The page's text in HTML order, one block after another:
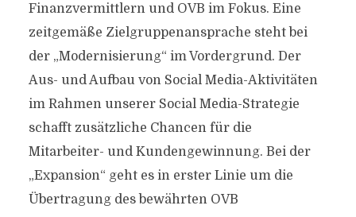
Finanzvermittlern und OVB im Fokus. Eine
zeitgemäße Zielgruppenansprache steht bei
der „Modernisierung“ im Vordergrund. Der
Aus- und Aufbau von Social Media-Aktivitäten
im Rahmen unserer Social Media-Strategie
schafft zusätzliche Chancen für die
Mitarbeiter- und Kundengewinnung. Bei der
„Expansion“ geht es in erster Linie um die
Übertragung des bewährten OVB